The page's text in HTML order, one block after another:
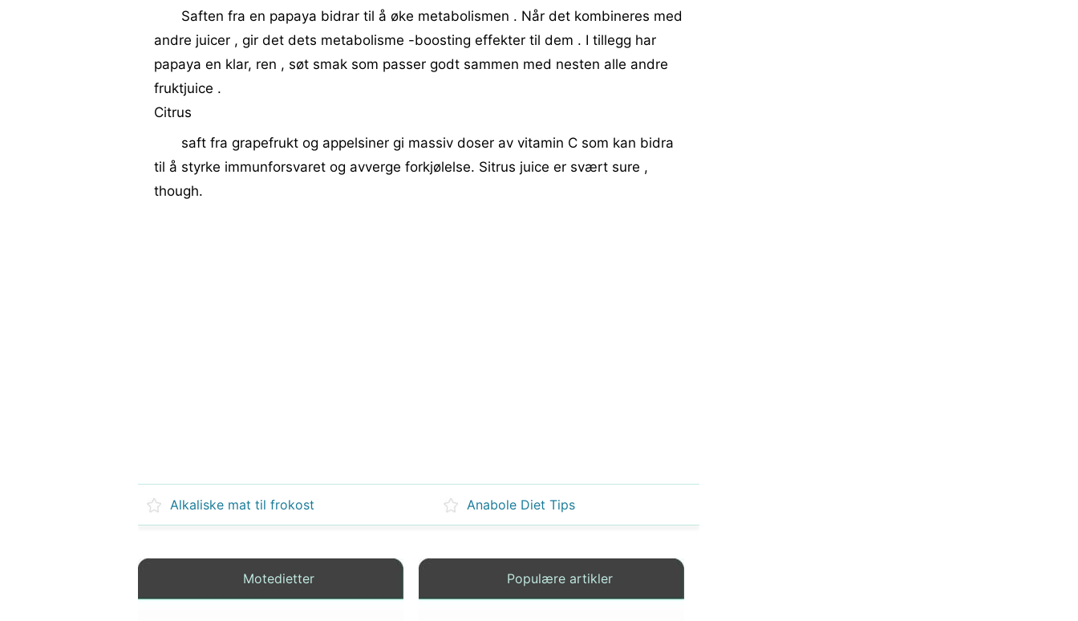
Saften fra en papaya bidrar til å øke metabolismen . Når det kombineres med
andre juicer , gir det dets metabolisme -boosting effekter til dem . I tillegg har
papaya en klar, ren , søt smak som passer godt sammen med nesten alle andre
fruktjuice .
Citrus
saft fra grapefrukt og appelsiner gi massiv doser av vitamin C som kan bidra
til å styrke immunforsvaret og avverge forkjølelse. Sitrus juice er svært sure ,
though.
Alkaliske mat til frokost Anabole Diet Tips
Motedietter Populære artikler